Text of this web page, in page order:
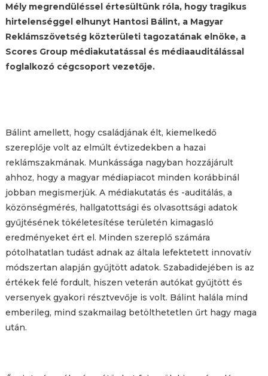
Mély megrendüléssel értesültünk róla, hogy tragikus
hirtelenséggel elhunyt Hantosi Bálint, a Magyar
Reklámszövetség közterületi tagozatának elnöke, a
Scores Group médiakutatással és médiaauditálással
foglalkozó cégcsoport vezetője.
Bálint amellett, hogy családjának élt, kiemelkedő
szereplője volt az elmúlt évtizedekben a hazai
reklámszakmának. Munkássága nagyban hozzájárult
ahhoz, hogy a magyar médiapiacot minden korábbinál
jobban megismerjük. A médiakutatás és -auditálás, a
közönségmérés, hallgatottsági és olvasottsági adatok
gyűjtésének tökéletesítése területén kimagasló
eredményeket ért el. Minden szereplő számára
pótolhatatlan tudást adnak az általa lefektetett innovatív
módszertan alapján gyűjtött adatok. Szabadidejében is az
értékek felé fordult, hiszen veterán autókat gyűjtött és
versenyek gyakori résztvevője is volt. Bálint halála mind
emberileg, mind szakmailag betölthetetlen űrt hagy maga
után.